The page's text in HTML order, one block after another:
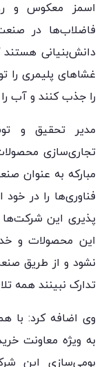
اسمز معکوس و
فاضلاب‌ها در
دانش‌بنیانی هستند
غشاهای پلیمری را
را جذب کنند و آب
مدیر تحقیق و
تجاری‌سازی
مبارکه به عنوان
فناوری‌ها را در
پذیری این شرکت‌ها
این محصولات و
نشود و از طریق
تدارک نبینند همه
وی اضافه کرد: با
به ویژه معاونت
بومی‌سازی این